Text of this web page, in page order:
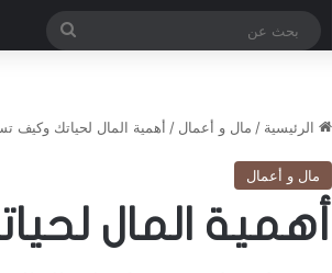
الرئيسية / مال و أعمال / أهمية المال لحياتك وكيف
مال و أعمال
أهمية المال